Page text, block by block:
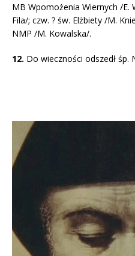
MB Wpomożenia Wiernych /E.
Fila/; czw. ? św. Elżbiety /M.
NMP /M. Kowalska/.
12. Do wieczności odszedł śp.